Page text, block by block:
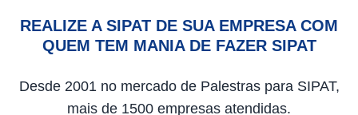
REALIZE A SIPAT DE SUA EMPRESA COM
QUEM TEM MANIA DE FAZER SIPAT
Desde 2001 no mercado de Palestras para SIPAT,
mais de 1500 empresas atendidas.